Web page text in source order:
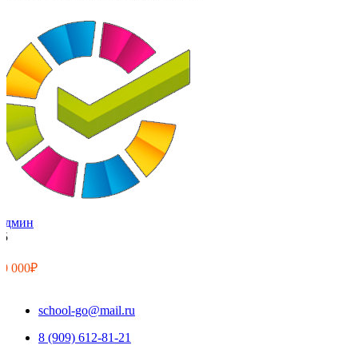
000₽
school-go@mail.ru
8 (909) 612-81-21